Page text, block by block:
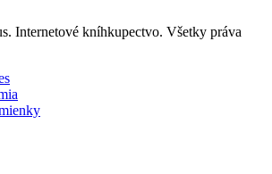
Internetové kníhkupectvo. Všetky práva